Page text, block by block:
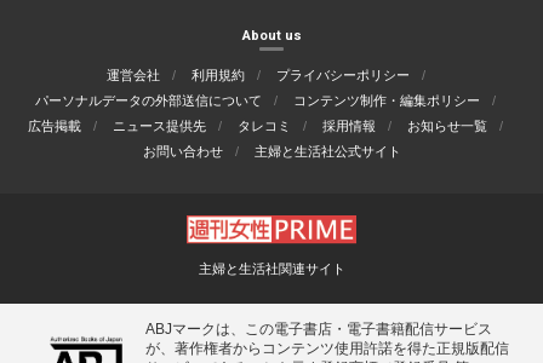
About us
運営会社 利用規約
プライバシーポリシー
パーソナルデータの外部送信について
コンテンツ制作・編集ポリシー
広告掲載
ニュース提供先 タレコミ 採用情報
お知らせ一覧
お問い合わせ
主婦と生活社公式サイト
主婦と生活社関連サイト
ABJマークは、この電子書店・電子書籍配信サービス
が、著作権者からコンテンツ使用許諾を得た正規版配信